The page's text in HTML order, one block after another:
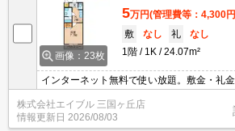
画像：23枚
5万円(管理費等：4,300
敷
なし 礼
なし
1階
1K 24.07m²
インターネット無料で使い放題。敷金・礼
も抑えたいあなたにオススメ。
株式会社エイブル 三国ヶ丘店
情報更新日 2026/08/03